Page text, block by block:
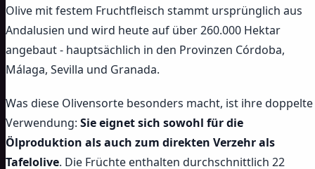
Olive mit festem Fruchtfleisch stammt ursprünglich aus
Andalusien und wird heute auf über 260.000 Hektar
angebaut - hauptsächlich in den Provinzen Córdoba,
Málaga, Sevilla und Granada.
Was diese Olivensorte besonders macht, ist ihre doppelte
Verwendung: Sie eignet sich sowohl für die
Ölproduktion als auch zum direkten Verzehr als
Tafelolive. Die Früchte enthalten durchschnittlich 22